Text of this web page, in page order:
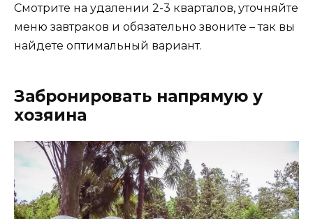
Смотрите на удалении 2-3 кварталов, уточняйте
меню завтраков и обязательно звоните – так вы
найдете оптимальный вариант.
Забронировать напрямую у
хозяина